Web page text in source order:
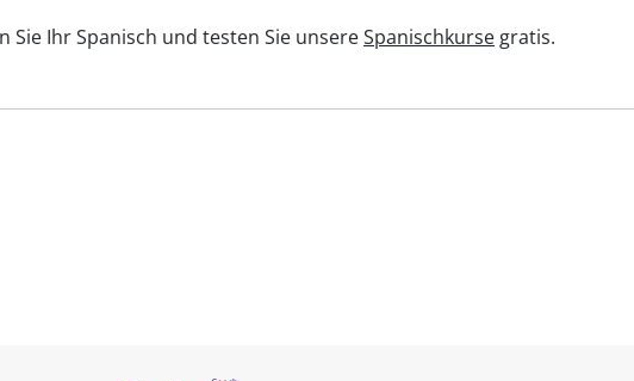
Sie Ihr Spanisch und testen Sie unsereSpanischkurse gratis.